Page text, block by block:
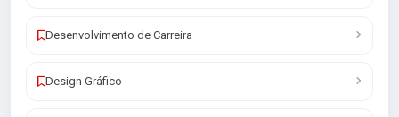
Desenvolvimento de Carreira
Design Gráfico